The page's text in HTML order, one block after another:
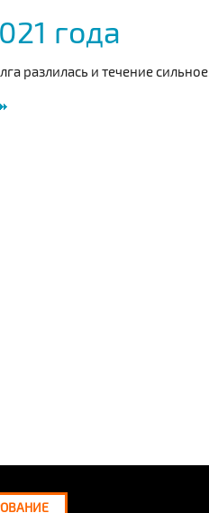
года
разлилась и течение сильное.